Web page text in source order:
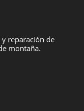
reparación de
montaña.